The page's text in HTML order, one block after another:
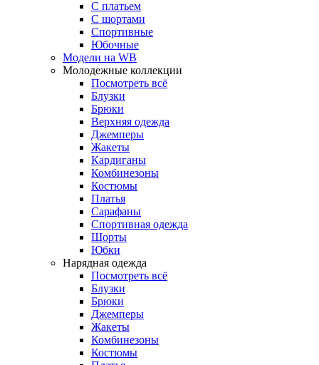
С платьем
С шортами
Спортивные
Юбочные
Модели на WB
Молодежные коллекции
Посмотреть всё
Блузки
Брюки
Верхняя одежда
Джемперы
Жакеты
Кардиганы
Комбинезоны
Костюмы
Платья
Сарафаны
Спортивная одежда
Шорты
Юбки
Нарядная одежда
Посмотреть всё
Блузки
Брюки
Джемперы
Жакеты
Комбинезоны
Костюмы